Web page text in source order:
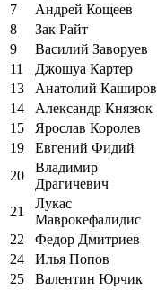
7
Андрей Кощеев
8
Зак Райт
9
Василий Заворуев
11
Джошуа Картер
13
Анатолий Каширов
14
Александр Князюк
15
Ярослав Королев
19
Евгений Фидий
20
Владимир
Драгичевич
21
Лукас
Маврокефалидис
22
Федор Дмитриев
24
Илья Попов
25
Валентин Юрчик